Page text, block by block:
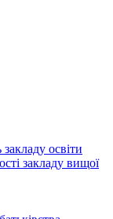
закладу освіти
закладу вищої